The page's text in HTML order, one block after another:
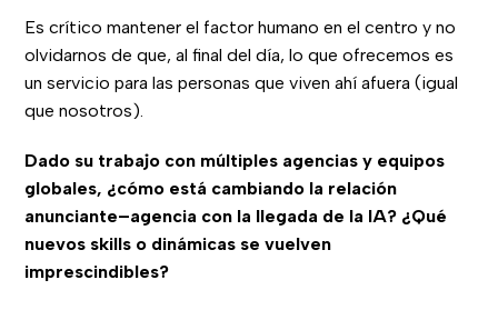
Es crítico mantener el factor humano en el centro y no
olvidarnos de que, al final del día, lo que ofrecemos es
un servicio para las personas que viven ahí afuera (igual
que nosotros).
Dado su trabajo con múltiples agencias y equipos
globales, ¿cómo está cambiando la relación
anunciante–agencia con la llegada de la IA? ¿Qué
nuevos skills o dinámicas se vuelven
imprescindibles?